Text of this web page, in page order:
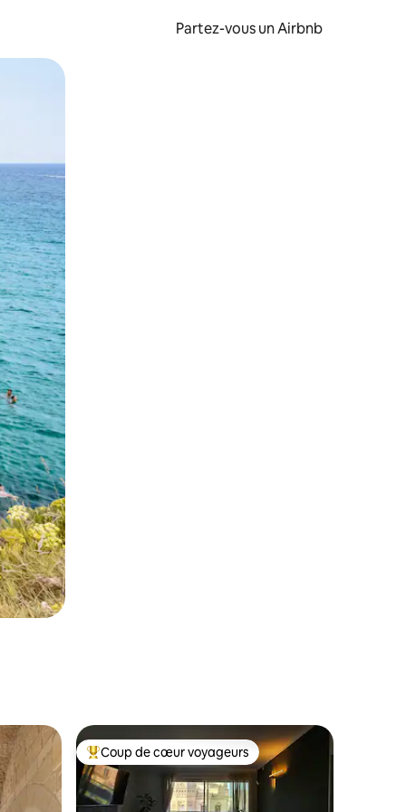
Partez-vous un Airbnb
en les faisant glisser.
plus aimés Coup de cœur voyageurs parmi les plus aimés
Coup de cœur voyageurs